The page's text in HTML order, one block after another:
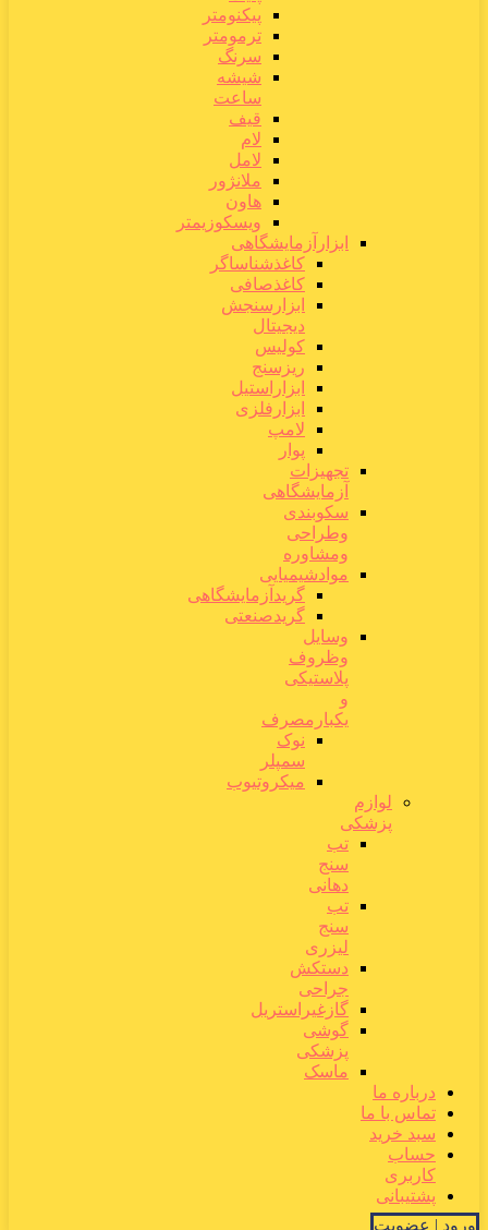
پیکنومتر
ترمومتر
سرنگ
شیشه
ساعت
قیف
لام
لامل
ملانژور
هاون
ویسکوزیمتر
ابزارآزمایشگاهی
کاغذشناساگر
کاغذصافی
ابزارسنجش
دیجیتال
کولیس
ریزسنج
ابزاراستیل
ابزارفلزی
لامپ
پوار
تجهیزات
آزمایشگاهی
سکوبندی
وطراحی
ومشاوره
موادشیمیایی
گریدآزمایشگاهی
گریدصنعتی
وسایل
وظروف
پلاستیکی
و
یکبارمصرف
نوک
سمپلر
میکروتیوب
لوازم
پزشکی
تب
سنج
دهانی
تب
سنج
لیزری
دستکش
جراحی
گازغیراستریل
گوشی
پزشکی
ماسک
درباره ما
تماس با ما
سبد خرید
حساب
کاربری
پشتیبانی
ورود | عضویت